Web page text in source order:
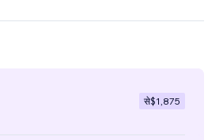
से$1,875